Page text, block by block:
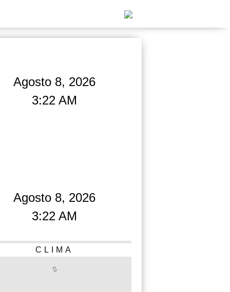
Agosto 8, 2026
3:22 AM
Agosto 8, 2026
3:22 AM
CLIMA